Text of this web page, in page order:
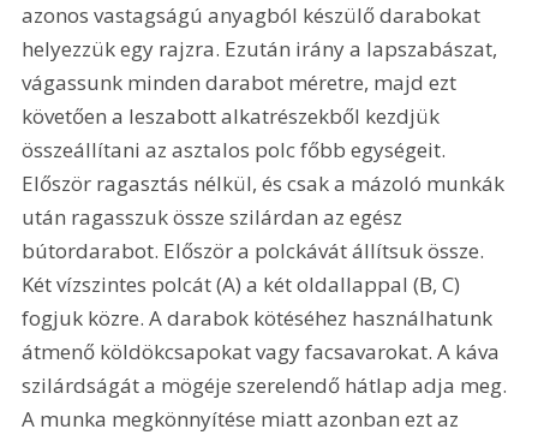
azonos vastagságú anyagból készülő darabokat
helyezzük egy rajzra. Ezután irány a lapszabászat,
vágassunk minden darabot méretre, majd ezt
követően a leszabott alkatrészekből kezdjük
összeállítani az asztalos polc főbb egységeit.
Először ragasztás nélkül, és csak a mázoló munkák
után ragasszuk össze szilárdan az egész
bútordarabot. Először a polckávát állítsuk össze.
Két vízszintes polcát (A) a két oldallappal (B, C)
fogjuk közre. A darabok kötéséhez használhatunk
átmenő köldökcsapokat vagy facsavarokat. A káva
szilárdságát a mögéje szerelendő hátlap adja meg.
A munka megkönnyítése miatt azonban ezt az